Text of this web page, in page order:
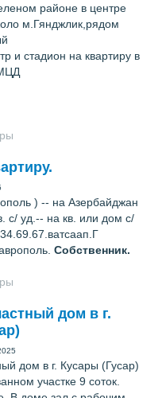
районе в центре
м.Гянджлик,рядом
и стадион на квартиру в
) -- на Азербайджан
с/ уд.-- на кв. или дом с/
Собственник.
дом в г.
дом в г. Кусары (Гусар)
участке 9 соток.